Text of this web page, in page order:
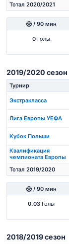
Тотал 2020/2021
/ 90 мин
0 Голы
2019/2020 сезон
Турнир
Экстракласса
Лига Европы УЕФА
Кубок Польши
Квалификация
чемпионата Европы
Тотал 2019/2020
/ 90 мин
0.03 Голы
2018/2019 сезон